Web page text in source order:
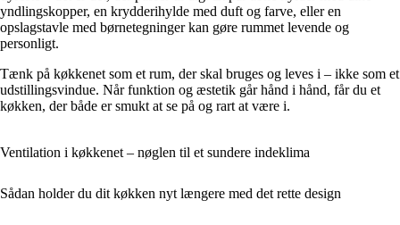
yndlingskopper, en krydderihylde med duft og farve, eller en
opslagstavle med børnetegninger kan gøre rummet levende og
personligt.
Tænk på køkkenet som et rum, der skal bruges og leves i – ikke som et
udstillingsvindue. Når funktion og æstetik går hånd i hånd, får du et
køkken, der både er smukt at se på og rart at være i.
Ventilation i køkkenet – nøglen til et sundere indeklima
Sådan holder du dit køkken nyt længere med det rette design